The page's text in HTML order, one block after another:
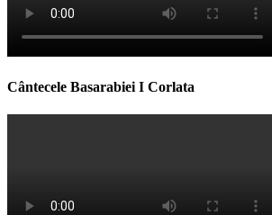
Cântecele Basarabiei I Corlata